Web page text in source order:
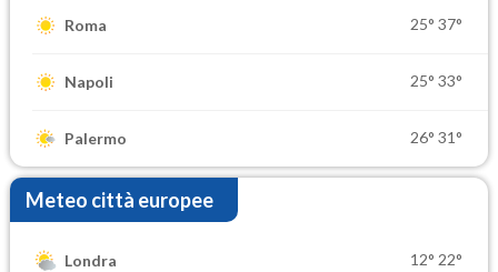
Roma 25° 37°
Napoli 25° 33°
Palermo 26° 31°
Meteo città europee
Londra 12° 22°